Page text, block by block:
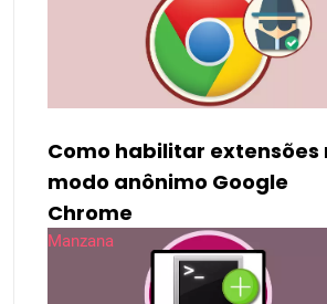
Como habilitar extensões
modo anônimo Google
Chrome
Manzana